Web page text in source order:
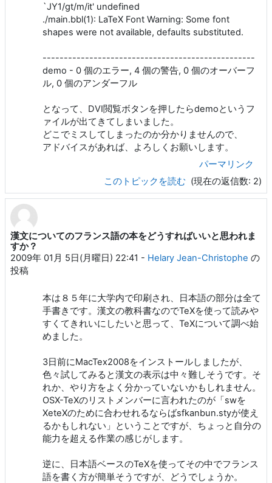
`JY1/gt/m/it' undefined
./main.bbl(1): LaTeX Font Warning: Some font
shapes were not available, defaults substituted.
--------------------------------------------------
demo - 0 個のエラー, 4 個の警告, 0 個のオーバーフ
ル, 0 個のアンダーフル
となって、DVI閲覧ボタンを押したらdemoというフ
ァイルが出てきてしまいました。
どこでミスしてしまったのか分かりませんので、
アドバイスがあれば、よろしくお願いします。
パーマリンク
このトピックを読む (現在の返信数: 2)
漢文についてのフランス語の本をどうすればいいと思われま
すか？
2009年 01月 5日(月曜日) 22:41 - Helary Jean-Christophe の
投稿
本は８５年に大学内で印刷され、日本語の部分は全て
手書きです。漢文の教科書なのでTeXを使って読みや
すくてきれいにしたいと思って、TeXについて調べ始
めました。
3日前にMacTex2008をインストールしましたが、
色々試してみると漢文の表示は中々難しそうです。そ
れか、やり方をよく分かっていないかもしれません。
OSX-TeXのリストメンバーに言われたのが「swを
XeteXのために合わせれるならばsfkanbun.styが使え
るかもしれない」ということですが、ちょっと自分の
能力を超える作業の感じがします。
逆に、日本語ベースのTeXを使ってその中でフランス
語を書く方が簡単そうですが、どうでしょうか。